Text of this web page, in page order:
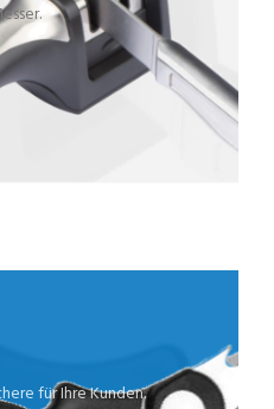
für Ihre Kunden.